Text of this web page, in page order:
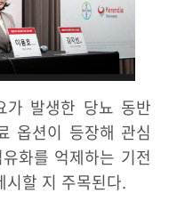
가 발생한 당뇨 동반
옵션이 등장해 관심
화를 억제하는 기전
시할 지 주목된다.